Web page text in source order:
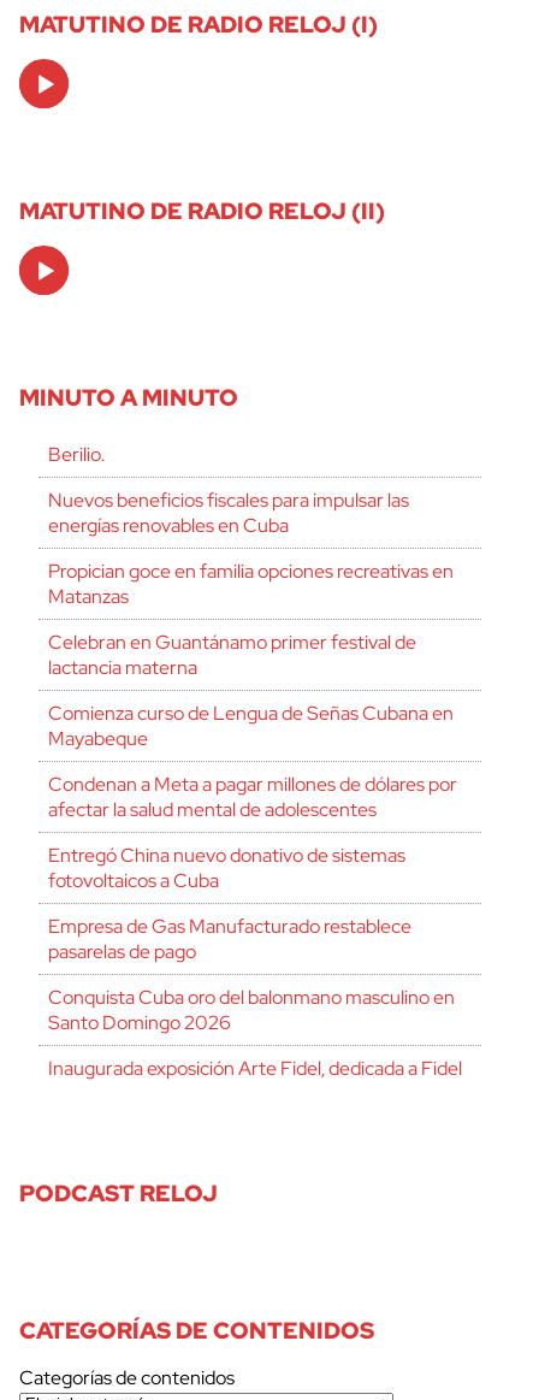
MATUTINO DE RADIO RELOJ (I)
Audio
Player
MATUTINO DE RADIO RELOJ (II)
Audio
Player
MINUTO A MINUTO
Berilio.
Nuevos beneficios fiscales para impulsar las
energías renovables en Cuba
Propician goce en familia opciones recreativas en
Matanzas
Celebran en Guantánamo primer festival de
lactancia materna
Comienza curso de Lengua de Señas Cubana en
Mayabeque
Condenan a Meta a pagar millones de dólares por
afectar la salud mental de adolescentes
Entregó China nuevo donativo de sistemas
fotovoltaicos a Cuba
Empresa de Gas Manufacturado restablece
pasarelas de pago
Conquista Cuba oro del balonmano masculino en
Santo Domingo 2026
Inaugurada exposición Arte Fidel, dedicada a Fidel
PODCAST RELOJ
CATEGORÍAS DE CONTENIDOS
Categorías de contenidos